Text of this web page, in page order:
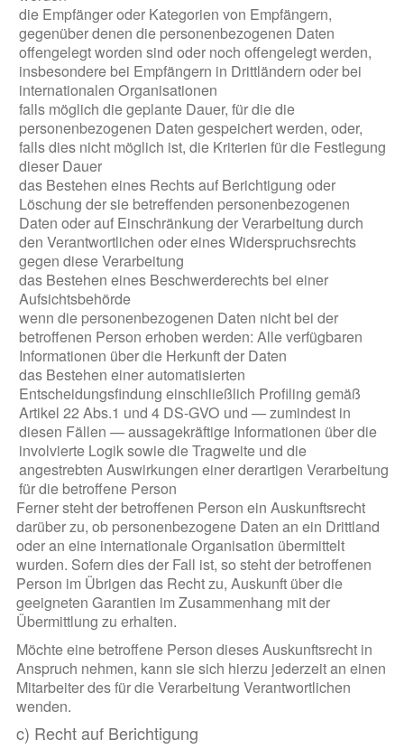
die Empfänger oder Kategorien von Empfängern,
gegenüber denen die personenbezogenen Daten
offengelegt worden sind oder noch offengelegt werden,
insbesondere bei Empfängern in Drittländern oder bei
internationalen Organisationen
falls möglich die geplante Dauer, für die die
personenbezogenen Daten gespeichert werden, oder,
falls dies nicht möglich ist, die Kriterien für die Festlegung
dieser Dauer
das Bestehen eines Rechts auf Berichtigung oder
Löschung der sie betreffenden personenbezogenen
Daten oder auf Einschränkung der Verarbeitung durch
den Verantwortlichen oder eines Widerspruchsrechts
gegen diese Verarbeitung
das Bestehen eines Beschwerderechts bei einer
Aufsichtsbehörde
wenn die personenbezogenen Daten nicht bei der
betroffenen Person erhoben werden: Alle verfügbaren
Informationen über die Herkunft der Daten
das Bestehen einer automatisierten
Entscheidungsfindung einschließlich Profiling gemäß
Artikel 22 Abs.1 und 4 DS-GVO und — zumindest in
diesen Fällen — aussagekräftige Informationen über die
involvierte Logik sowie die Tragweite und die
angestrebten Auswirkungen einer derartigen Verarbeitung
für die betroffene Person
Ferner steht der betroffenen Person ein Auskunftsrecht
darüber zu, ob personenbezogene Daten an ein Drittland
oder an eine internationale Organisation übermittelt
wurden. Sofern dies der Fall ist, so steht der betroffenen
Person im Übrigen das Recht zu, Auskunft über die
geeigneten Garantien im Zusammenhang mit der
Übermittlung zu erhalten.
Möchte eine betroffene Person dieses Auskunftsrecht in
Anspruch nehmen, kann sie sich hierzu jederzeit an einen
Mitarbeiter des für die Verarbeitung Verantwortlichen
wenden.
c) Recht auf Berichtigung